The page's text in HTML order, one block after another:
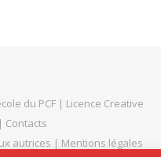
du PCF | Licence Creative
| Contacts
autrices | Mentions légales